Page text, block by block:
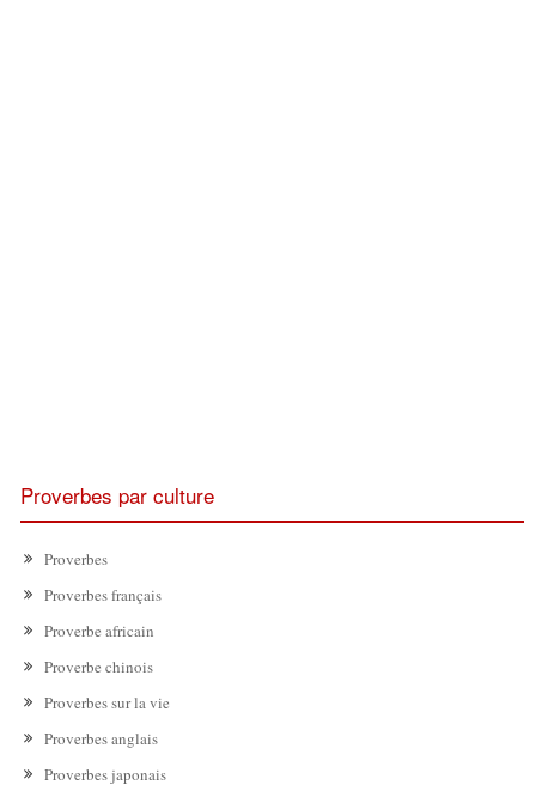
Proverbes par culture
Proverbes
Proverbes français
Proverbe africain
Proverbe chinois
Proverbes sur la vie
Proverbes anglais
Proverbes japonais